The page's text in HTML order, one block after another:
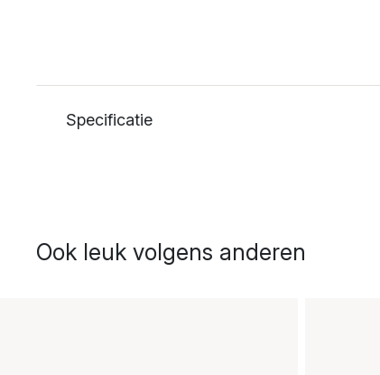
Specificatie
Ook leuk volgens anderen